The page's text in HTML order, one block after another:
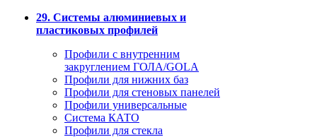
29. Системы алюминиевых и
пластиковых профилей
Профили с внутренним
закруглением ГОЛА/GOLA
Профили для нижних баз
Профили для стеновых панелей
Профили универсальные
Система КАТО
Профили для стекла